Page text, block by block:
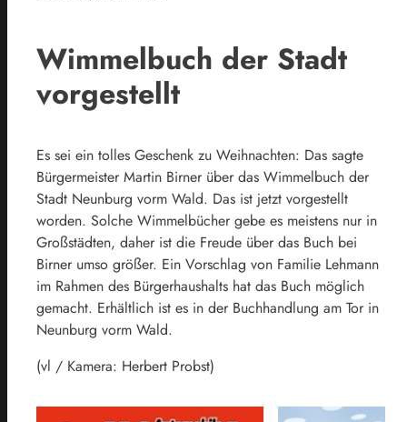
Wimmelbuch der Stadt
vorgestellt
Es sei ein tolles Geschenk zu Weihnachten: Das sagte
Bürgermeister Martin Birner über das Wimmelbuch der
Stadt Neunburg vorm Wald. Das ist jetzt vorgestellt
worden. Solche Wimmelbücher gebe es meistens nur in
Großstädten, daher ist die Freude über das Buch bei
Birner umso größer. Ein Vorschlag von Familie Lehmann
im Rahmen des Bürgerhaushalts hat das Buch möglich
gemacht. Erhältlich ist es in der Buchhandlung am Tor in
Neunburg vorm Wald.
(vl / Kamera: Herbert Probst)